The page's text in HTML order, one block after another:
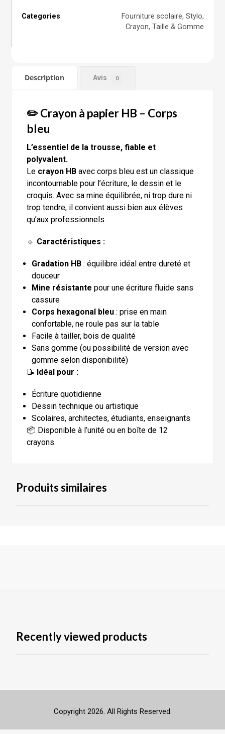
Categories Fourniture scolaire, Stylo,
Crayon, Taille & Gomme
Description Avis 0
✏️ Crayon à papier HB – Corps
bleu
L’essentiel de la trousse, fiable et
polyvalent.
Le crayon HB avec corps bleu est un classique
incontournable pour l’écriture, le dessin et le
croquis. Avec sa mine équilibrée, ni trop dure ni
trop tendre, il convient aussi bien aux élèves
qu’aux professionnels.
🔹 Caractéristiques :
Gradation HB : équilibre idéal entre dureté et
douceur
Mine résistante pour une écriture fluide sans
cassure
Corps hexagonal bleu : prise en main
confortable, ne roule pas sur la table
Facile à tailler, bois de qualité
Sans gomme (ou possibilité de version avec
gomme selon disponibilité)
📝 Idéal pour :
Écriture quotidienne
Dessin technique ou artistique
Scolaires, architectes, étudiants, enseignants
📦 Disponible à l’unité ou en boîte de 12
crayons.
Produits similaires
Recently viewed products
Copyright 2026. All Rights Reserved.